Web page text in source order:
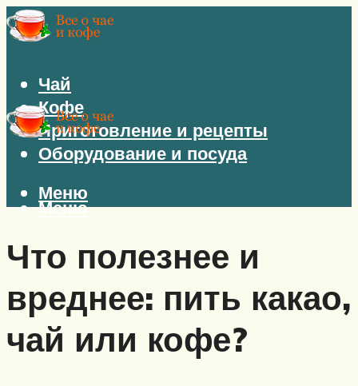
Чай
Кофе
Приготовление и рецепты
Оборудование и посуда
Меню
Меню
Что полезнее и
вреднее: пить какао,
чай или кофе?